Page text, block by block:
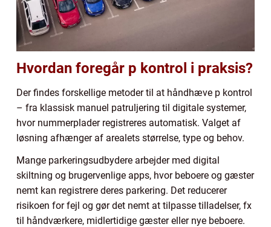
Hvordan foregår p kontrol i praksis?
Der findes forskellige metoder til at håndhæve p kontrol
– fra klassisk manuel patruljering til digitale systemer,
hvor nummerplader registreres automatisk. Valget af
løsning afhænger af arealets størrelse, type og behov.
Mange parkeringsudbydere arbejder med digital
skiltning og brugervenlige apps, hvor beboere og gæster
nemt kan registrere deres parkering. Det reducerer
risikoen for fejl og gør det nemt at tilpasse tilladelser, fx
til håndværkere, midlertidige gæster eller nye beboere.